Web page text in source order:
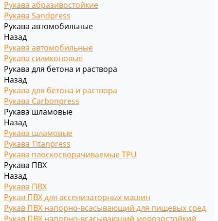
Рукава абразивостойкие
Рукава Sandpress
Рукава автомобильные
Назад
Рукава автомобильные
Рукава силиконовые
Рукава для бетона и раствора
Назад
Рукава для бетона и раствора
Рукава Carbonpress
Рукава шламовые
Назад
Рукава шламовые
Рукава Titanpress
Рукава плоскосворачиваемые TPU
Рукава ПВХ
Назад
Рукава ПВХ
Рукав ПВХ для ассенизаторных машин
Рукав ПВХ напорно-всасывающий для пищевых сред
Рукав ПВХ напорно-всасывающий морозостойкий